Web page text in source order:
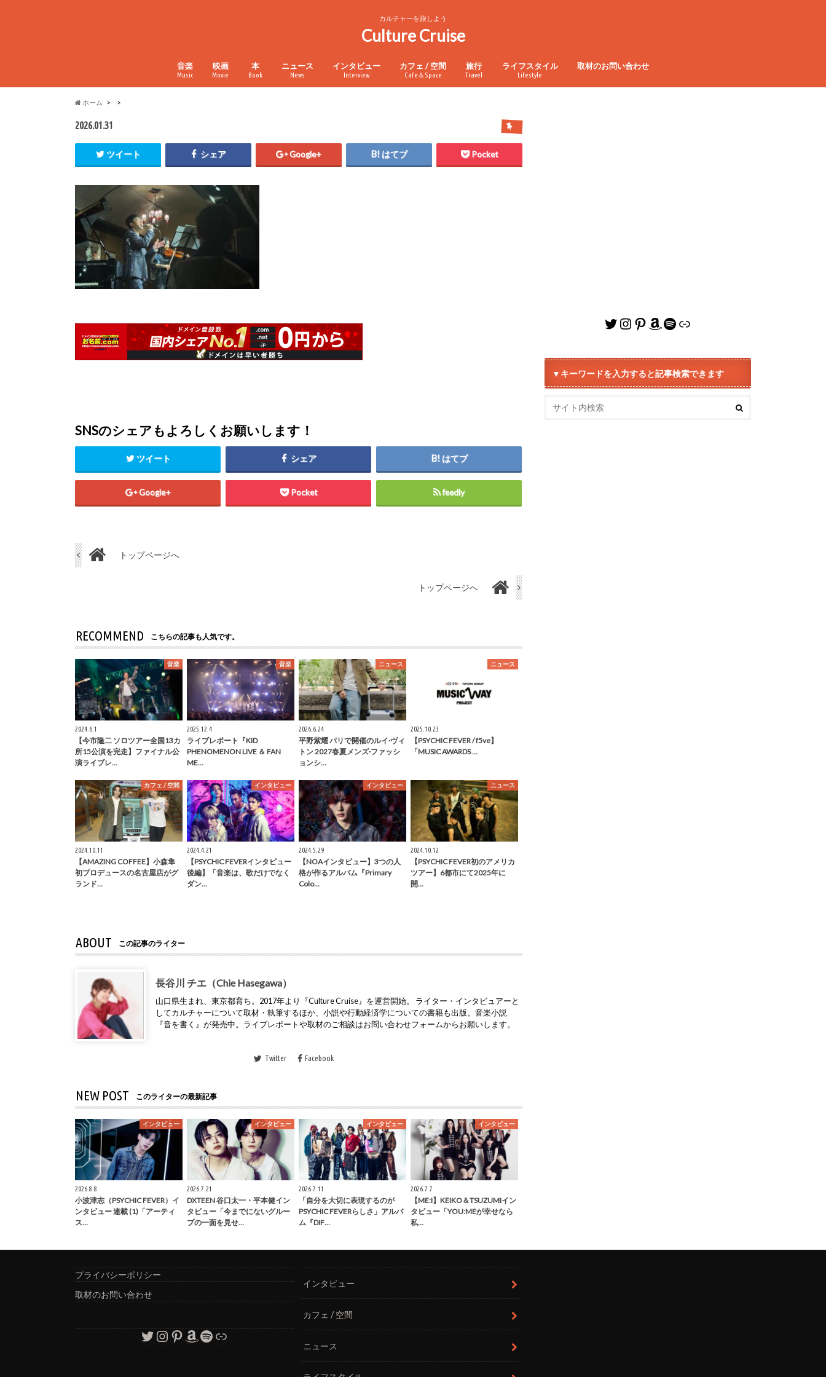
カルチャーを旅しよう
Culture Cruise
音楽
Music
映画
Movie
本
Book
ニュース
News
インタビュー
Interview
カフェ / 空間
Cafe＆Space
旅行
Travel
ライフスタイル
Lifestyle
取材のお問い合わせ
ホーム
2026.01.31
ツイート シェア Google+ はてブ Pocket
SNSのシェアもよろしくお願いします！
ツイート シェア はてブ
Google+ Pocket feedly
トップページへ
トップページへ
RECOMMEND こちらの記事も人気です。
音楽
2024.6.1
【今市隆二 ソロツアー全国13カ
所15公演を完走】ファイナル公
演ライブレ…
音楽
2025.12.4
ライブレポート『KID
PHENOMENON LIVE ＆ FAN
ME…
ニュース
2026.6.24
平野紫耀 パリで開催のルイ·ヴィ
トン 2027春夏メンズ·ファッシ
ョンシ…
ニュース
2025.10.23
【PSYCHIC FEVER / f5ve】
「MUSIC AWARDS …
カフェ / 空間
2024.10.11
【AMAZING COFFEE】小森隼
初プロデュースの名古屋店がグ
ランド…
インタビュー
2024.4.21
【PSYCHIC FEVERインタビュー
後編】「音楽は、歌だけでなく
ダン…
インタビュー
2024.5.29
【NOAインタビュー】3つの人
格が作るアルバム『Primary
Colo…
ニュース
2024.10.12
【PSYCHIC FEVER初のアメリカ
ツアー】6都市にて2025年に
開…
ABOUT この記事のライター
長谷川 チエ（Chie Hasegawa）
山口県生まれ、東京都育ち。2017年より『Culture Cruise』を運営開始。 ライター・インタビュアーと
してカルチャーについて取材・執筆するほか、小説や行動経済学についての書籍も出版。音楽小説
『音を書く』が発売中。ライブレポートや取材のご相談はお問い合わせフォームからお願いします。
Twitter Facebook
NEW POST このライターの最新記事
インタビュー
2026.8.8
小波津志（PSYCHIC FEVER）イ
ンタビュー 連載 (1)「アーティ
ス…
インタビュー
2026.7.21
DXTEEN 谷口太一・平本健イン
タビュー「今までにないグルー
プの一面を見せ…
インタビュー
2026.7.11
「自分を大切に表現するのが
PSYCHIC FEVERらしさ」アルバ
ム『DIF…
インタビュー
2026.7.7
【ME:I】KEIKO＆TSUZUMIイン
タビュー「YOU:MEが幸せなら
私…
Twitter
Instagram
Pinterest
Amazon
Spotify
リンク
▼キーワードを入力すると記事検索できます
プライバシーポリシー
取材のお問い合わせ
Twitter
Instagram
Pinterest
Amazon
Spotify
リンク
インタビュー
カフェ / 空間
ニュース